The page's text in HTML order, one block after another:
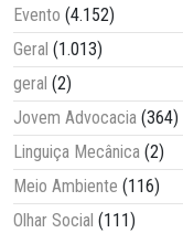
Evento (4.152)
Geral (1.013)
geral (2)
Jovem Advocacia (364)
Linguiça Mecânica (2)
Meio Ambiente (116)
Olhar Social (111)